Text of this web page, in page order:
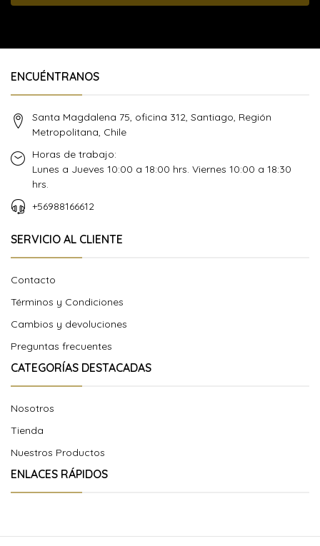
ENCUÉNTRANOS
Santa Magdalena 75, oficina 312, Santiago, Región
Metropolitana, Chile
Horas de trabajo:
Lunes a Jueves 10:00 a 18:00 hrs. Viernes 10:00 a 18:30
hrs.
+56988166612
SERVICIO AL CLIENTE
Contacto
Términos y Condiciones
Cambios y devoluciones
Preguntas frecuentes
CATEGORÍAS DESTACADAS
Nosotros
Tienda
Nuestros Productos
ENLACES RÁPIDOS